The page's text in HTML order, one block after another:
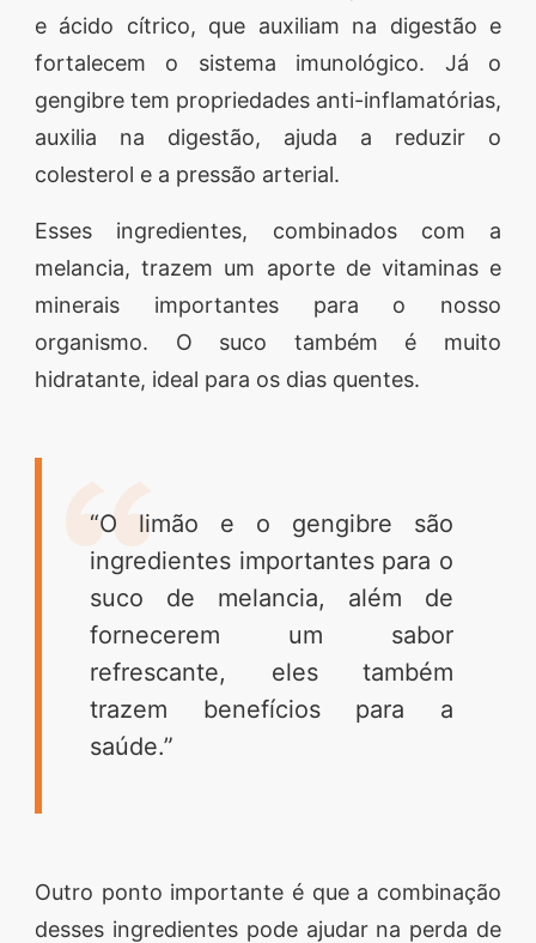
e ácido cítrico, que auxiliam na digestão e
fortalecem o sistema imunológico. Já o
gengibre tem propriedades anti-inflamatórias,
auxilia na digestão, ajuda a reduzir o
colesterol e a pressão arterial.
Esses ingredientes, combinados com a
melancia, trazem um aporte de vitaminas e
minerais importantes para o nosso
organismo. O suco também é muito
hidratante, ideal para os dias quentes.
“O limão e o gengibre são
ingredientes importantes para o
suco de melancia, além de
fornecerem um sabor
refrescante, eles também
trazem benefícios para a
saúde.”
Outro ponto importante é que a combinação
desses ingredientes pode ajudar na perda de